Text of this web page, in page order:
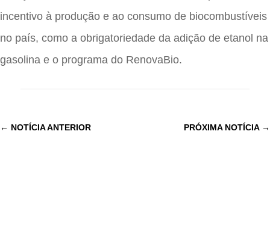
incentivo à produção e ao consumo de biocombustíveis
no país, como a obrigatoriedade da adição de etanol na
gasolina e o programa do RenovaBio.
← NOTÍCIA ANTERIOR PRÓXIMA NOTÍCIA→